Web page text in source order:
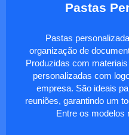
Pastas
Pastas
organização de
Produzidas com
personalizadas com
empresa. São ideais
reuniões, garantindo um
Entre os modelos